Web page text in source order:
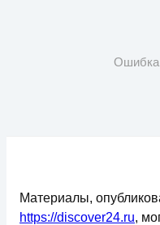
Ошибка
Материалы,
https://discover24.ru,